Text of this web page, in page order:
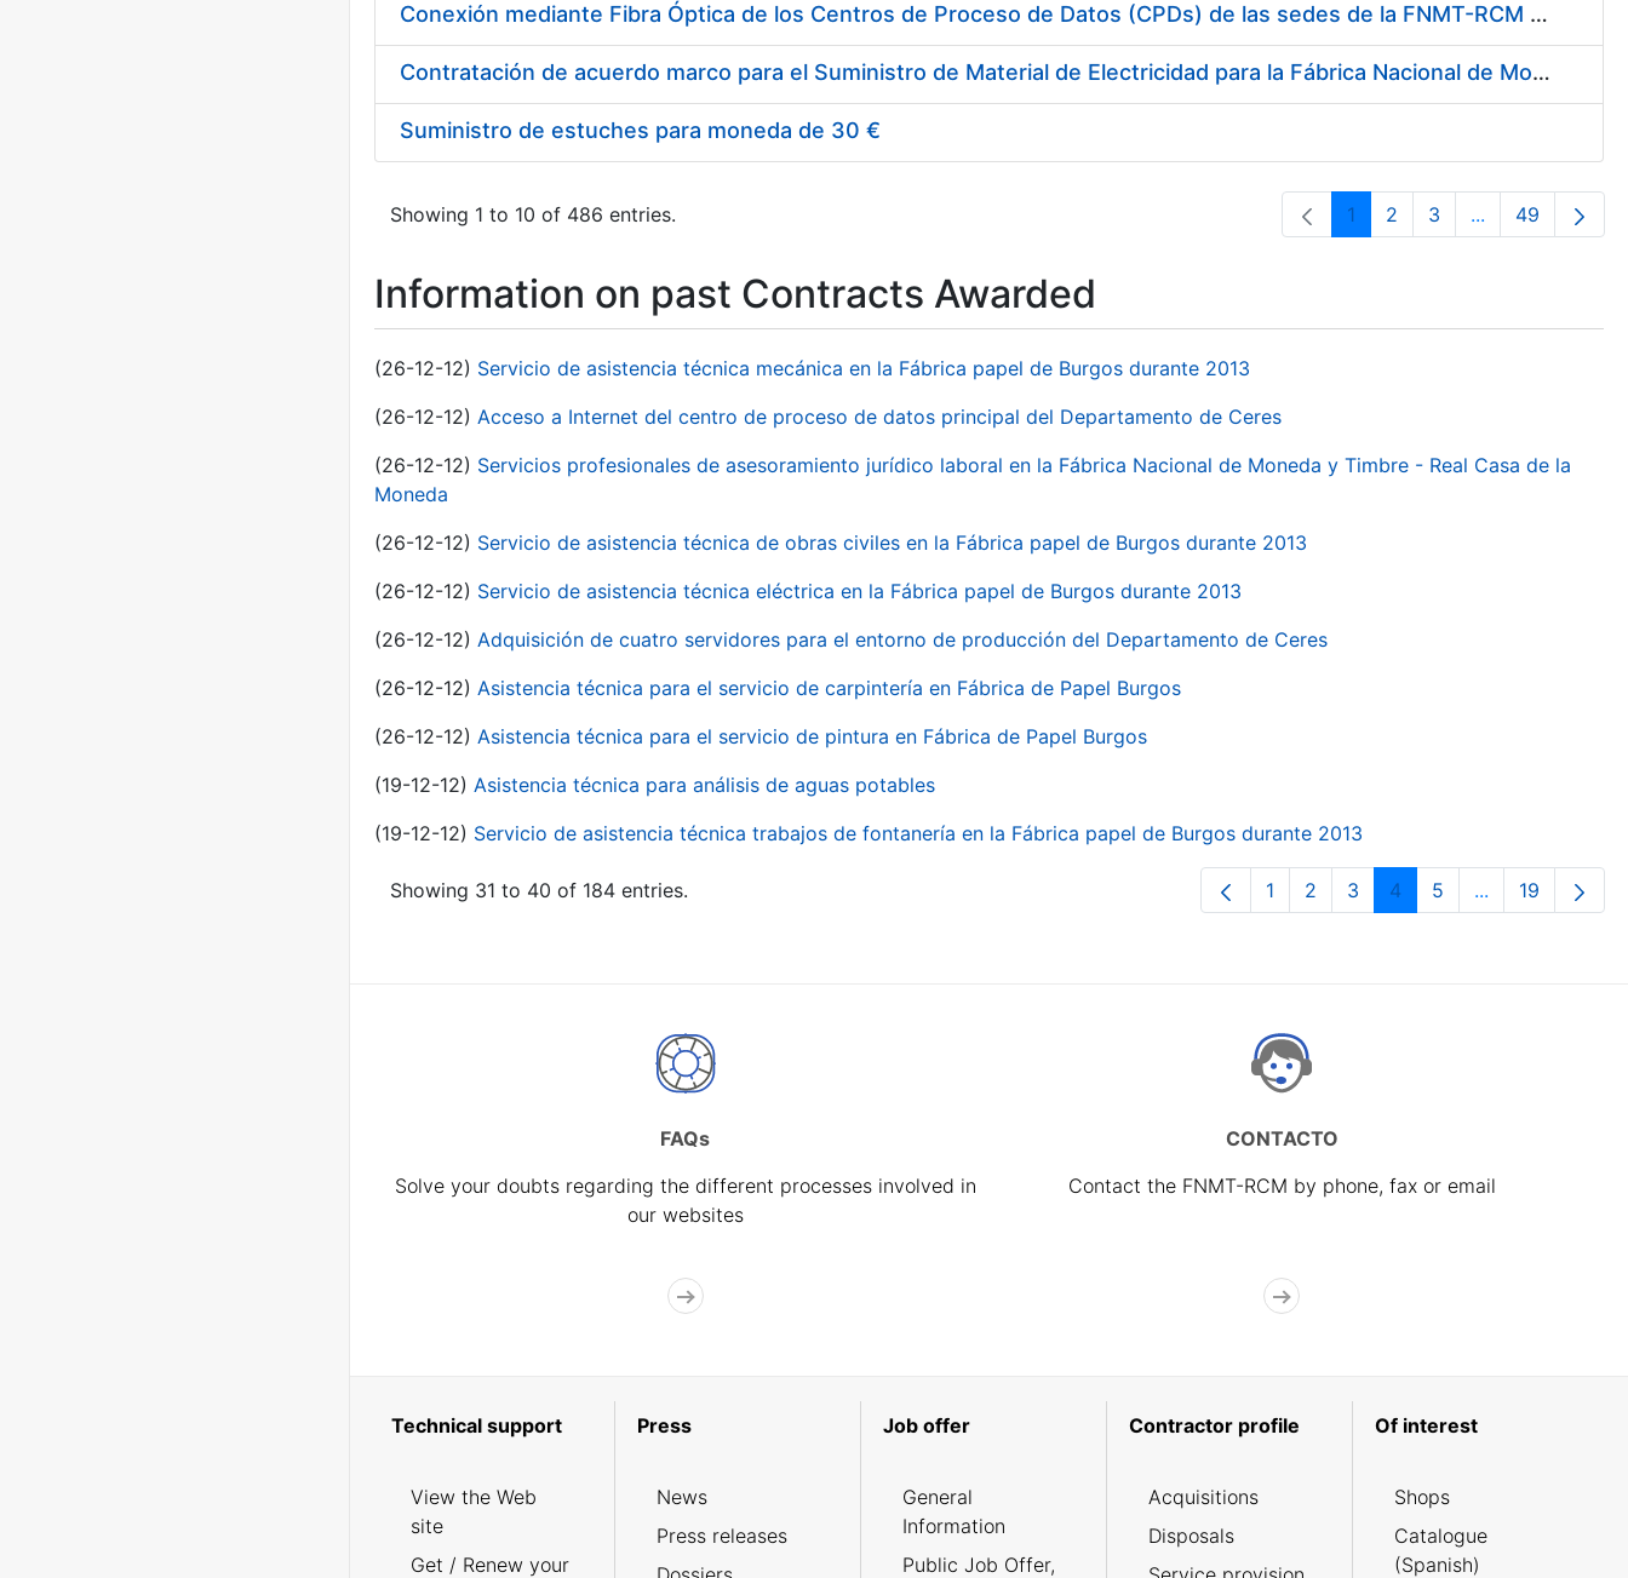
Conexión mediante Fibra Óptica de los Centros de Proceso de Datos (CPDs) de las sedes de la FNMT-RCM de Burgos y Madrid
Contratación de acuerdo marco para el Suministro de Material de Electricidad para la Fábrica Nacional de Moneda y Timbre-Real Casa de la Moneda en su centro de trabajo de Burgos
Suministro de estuches para moneda de 30 €
Showing 1 to 10 of 486 entries. Page
1 Page
2 Page
3 ...Intermediate
Page
49
Information on past Contracts Awarded
(26-12-12) Servicio de asistencia técnica mecánica en la Fábrica papel de Burgos durante 2013
(26-12-12) Acceso a Internet del centro de proceso de datos principal del Departamento de Ceres
(26-12-12) Servicios profesionales de asesoramiento jurídico laboral en la Fábrica Nacional de Moneda y Timbre - Real Casa de la
Moneda
(26-12-12) Servicio de asistencia técnica de obras civiles en la Fábrica papel de Burgos durante 2013
(26-12-12) Servicio de asistencia técnica eléctrica en la Fábrica papel de Burgos durante 2013
(26-12-12) Adquisición de cuatro servidores para el entorno de producción del Departamento de Ceres
(26-12-12) Asistencia técnica para el servicio de carpintería en Fábrica de Papel Burgos
(26-12-12) Asistencia técnica para el servicio de pintura en Fábrica de Papel Burgos
(19-12-12) Asistencia técnica para análisis de aguas potables
(19-12-12) Servicio de asistencia técnica trabajos de fontanería en la Fábrica papel de Burgos durante 2013
Showing 31 to 40 of 184 entries. Page
1 Page
2 Page
3 Page
4 Page
5 ...Intermediate
Page
19
FAQs
Solve your doubts regarding the different processes involved in
our websites
CONTACTO
Contact the FNMT-RCM by phone, fax or email
Technical support
View the Web
site
Get / Renew your
Press
News
Press releases
Job offer
General
Information
Public Job Offer,
Contractor profile
Acquisitions
Disposals
Of interest
Shops
Catalogue
(Spanish)